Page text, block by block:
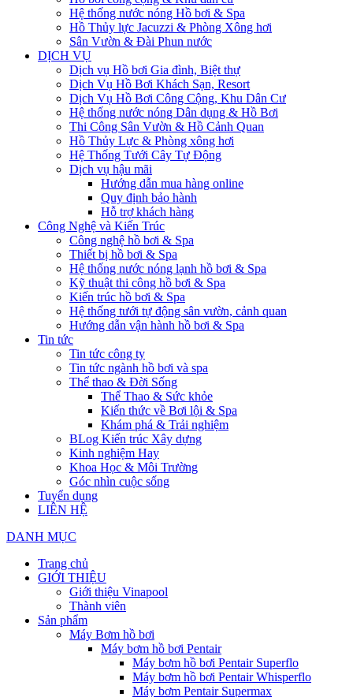
Hệ thống nước nóng Hồ bơi & Spa
Hồ Thủy lực Jacuzzi & Phòng Xông hơi
Sân Vườn & Đài Phun nước
DỊCH VỤ
Dịch vụ Hồ bơi Gia đình, Biệt thự
Dịch Vụ Hồ Bơi Khách Sạn, Resort
Dịch Vụ Hồ Bơi Công Cộng, Khu Dân Cư
Hệ thống nước nóng Dân dụng & Hồ Bơi
Thi Công Sân Vườn & Hồ Cảnh Quan
Hồ Thủy Lực & Phòng xông hơi
Hệ Thống Tưới Cây Tự Động
Dịch vụ hậu mãi
Hướng dẫn mua hàng online
Quy định bảo hành
Hỗ trợ khách hàng
Công Nghệ và Kiến Trúc
Công nghệ hồ bơi & Spa
Thiết bị hồ bơi & Spa
Hệ thống nước nóng lạnh hồ bơi & Spa
Kỹ thuật thi công hồ bơi & Spa
Kiến trúc hồ bơi & Spa
Hệ thống tưới tự động sân vườn, cảnh quan
Hướng dẫn vận hành hồ bơi & Spa
Tin tức
Tin tức công ty
Tin tức ngành hồ bơi và spa
Thể thao & Đời Sống
Thể Thao & Sức khỏe
Kiến thức về Bơi lội & Spa
Khám phá & Trải nghiệm
BLog Kiến trúc Xây dựng
Kinh nghiệm Hay
Khoa Học & Môi Trường
Góc nhìn cuộc sống
Tuyển dụng
LIÊN HỆ
DANH MỤC
Trang chủ
GIỚI THIỆU
Giới thiệu Vinapool
Thành viên
Sản phẩm
Máy Bơm hồ bơi
Máy bơm hồ bơi Pentair
Máy bơm hồ bơi Pentair Superflo
Máy bơm hồ bơi Pentair Whisperflo
Máy bơm Pentair Supermax